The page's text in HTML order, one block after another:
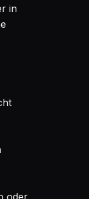
in
oder